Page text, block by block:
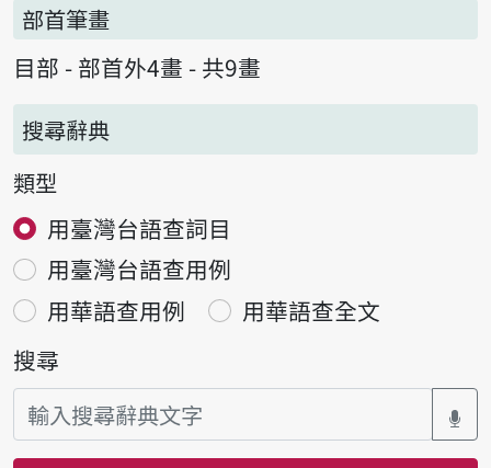
部首筆畫
目部 - 部首外4畫 - 共9畫
搜尋辭典
類型
用臺灣台語查詞目
用臺灣台語查用例
用華語查用例
用華語查全文
搜尋